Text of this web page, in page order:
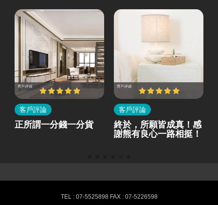
客戶評論
正所謂一分錢一分貨
客戶評論
終於，所願皆成真！感
謝熊有良心一路相挺！
熊有良心室內設計-最新消息
TEL : 07-5525898 FAX : 07-5226598